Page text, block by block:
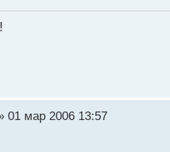
01 мар 2006 13:57